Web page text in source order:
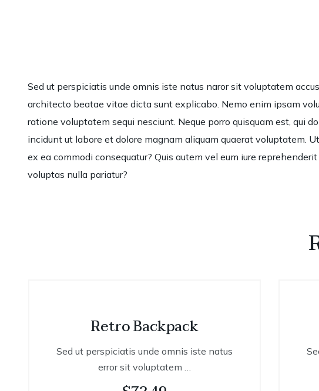
Sed ut perspiciatis unde omnis iste natus naror sit voluptatem
architecto beatae vitae dicta sunt explicabo. Nemo enim ipsam
ratione voluptatem sequi nesciunt. Neque porro quisquam est, qui
incidunt ut labore et dolore magnam aliquam quaerat voluptatem.
ex ea commodi consequatur? Quis autem vel eum iure
voluptas nulla pariatur?
Retro Backpack
Sed ut perspiciatis unde omnis iste natus
error sit voluptatem …